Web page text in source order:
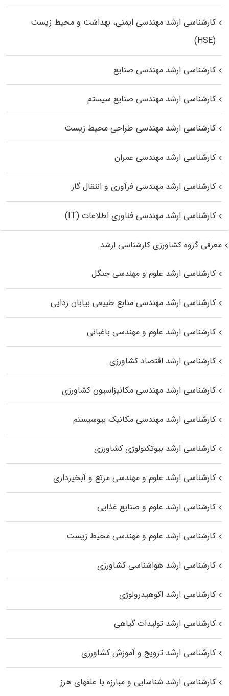
کارشناسی ارشد مهندسی ایمنی، بهداشت و محیط زیست
(HSE)
کارشناسی ارشد مهندسی صنایع
کارشناسی ارشد مهندسی صنایع سیستم
کارشناسی ارشد مهندسی طراحی محیط زیست
کارشناسی ارشد مهندسی عمران
کارشناسی ارشد مهندسی فرآوری و انتقال گاز
کارشناسی ارشد مهندسی فناوری اطلاعات (IT)
معرفی گروه کشاورزی کارشناسی ارشد
کارشناسی ارشد علوم و مهندسی جنگل
کارشناسی ارشد مهندسی منابع طبیعی بیابان زدایی
کارشناسی ارشد علوم و مهندسی باغبانی
کارشناسی ارشد اقتصاد کشاورزی
کارشناسی ارشد مهندسی مکانیزاسیون کشاورزی
کارشناسی ارشد مهندسی مکانیک بیوسیستم
کارشناسی ارشد بیوتکنولوژی کشاورزی
کارشناسی ارشد علوم و مهندسی مرتع و آبخیزداری
کارشناسی ارشد علوم و صنایع غذایی
کارشناسی ارشد علوم و مهندسی محیط زیست
کارشناسی ارشد هواشناسی کشاورزی
کارشناسی ارشد اکوهیدرولوژی
کارشناسی ارشد تولیدات گیاهی
کارشناسی ارشد ترویج و آموزش کشاورزی
کارشناسی ارشد شناسایی و مبارزه با علفهای هرز